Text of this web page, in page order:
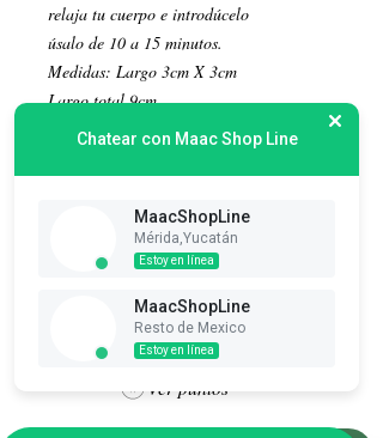
relaja tu cuerpo e introdúcelo
úsalo de 10 a 15 minutos.
Medidas: Largo 3cm X 3cm
Largo total 9cm
Suscribete es Gratis
Ver puntos
Chatear con Maac Shop Line
MaacShopLine
Mérida,Yucatán
Estoy en línea
MaacShopLine
Resto de Mexico
Estoy en línea